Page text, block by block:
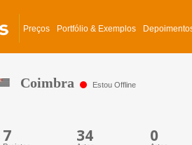
Preços Portfólio & Exemplos
Coimbra Estou Offline
7 34 0